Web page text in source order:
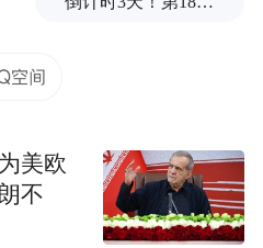
客商的喜爱（图片来源：
厦门国际佛事用品（春
会展中心举行，凤凰
次展会中开展“僧伽医
美欧
不